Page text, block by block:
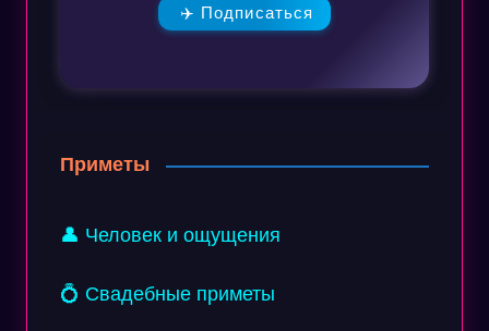
✈️ Подписаться
Приметы
👤 Человек и ощущения
💍 Свадебные приметы